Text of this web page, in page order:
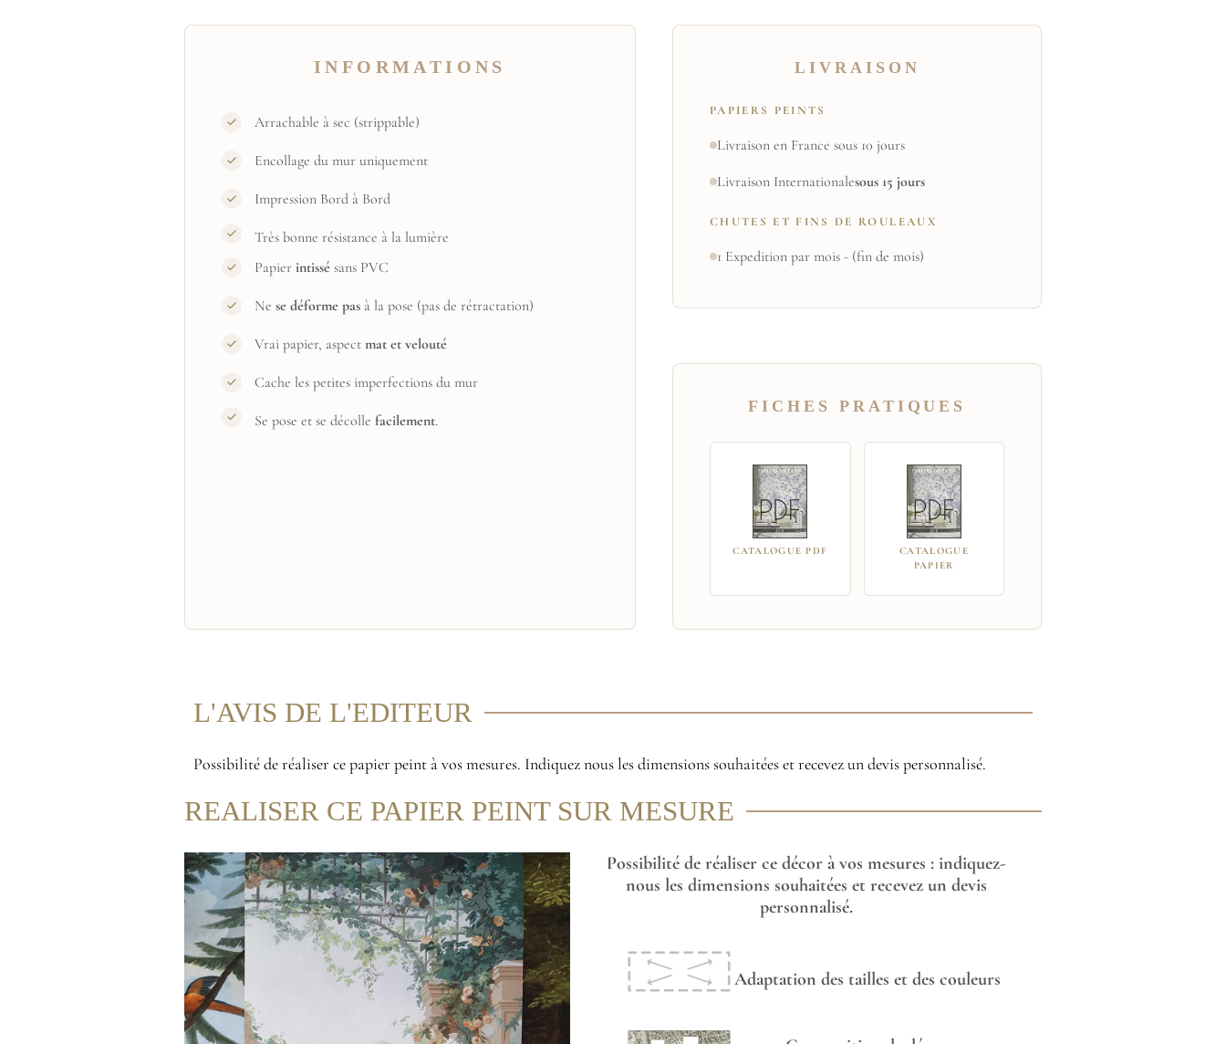
INFORMATIONS
Arrachable à sec (strippable)
Encollage du mur uniquement
Impression Bord à Bord
Très bonne résistance à la lumière
Papier intissésans PVC
Ne se déforme pas à la pose (pas de rétractation)
Vrai papier, aspect mat et velouté
Cache les petites imperfections du mur
Se pose et se décolle facilement.
LIVRAISON
PAPIERS PEINTS
Livraison en France sous 10 jours
Livraison Internationalesous 15 jours
CHUTES ET FINS DE ROULEAUX
1 Expedition par mois - (fin de mois)
FICHES PRATIQUES
CATALOGUE PDF
CATALOGUE
PAPIER
L'AVIS DE L'EDITEUR
Possibilité de réaliser ce papier peint à vos mesures. Indiquez nous les dimensions souhaitées et recevez un devis personnalisé.
REALISER CE PAPIER PEINT SUR MESURE
Possibilité de réaliser ce décor à vos mesures : indiquez-
nous les dimensions souhaitées et recevez un devis
personnalisé.
Adaptation des tailles et des couleurs